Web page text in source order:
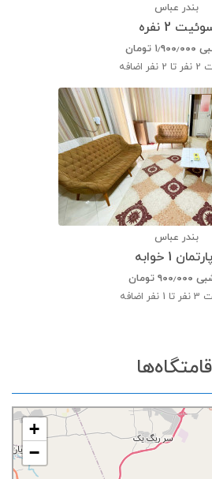
بندر عباس
2 نفره
۱٫۹۰۰٫۰۰۰ تومان
2 نفر تا 2 نفر اضافه
بندر عباس
1 خوابه
۹۰۰٫۰۰۰ تومان
3 نفر تا 1 نفر اضافه
+
−